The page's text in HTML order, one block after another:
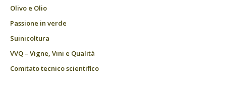
Olivo e Olio
Passione in verde
Suinicoltura
VVQ – Vigne, Vini e Qualità
Comitato tecnico scientifico